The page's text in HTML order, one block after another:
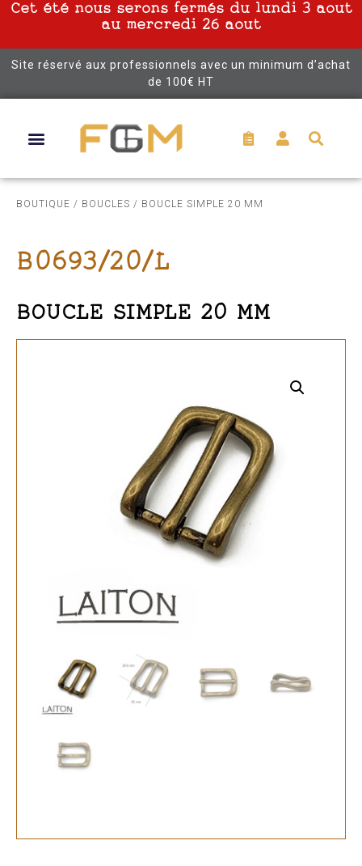
Cet été nous serons fermés du lundi 3 aout
au mercredi 26 aout
Site réservé aux professionnels avec un minimum d’achat
de 100€ HT
BOUTIQUE / BOUCLES / BOUCLE SIMPLE 20 MM
B0693/20/L
BOUCLE SIMPLE 20 MM